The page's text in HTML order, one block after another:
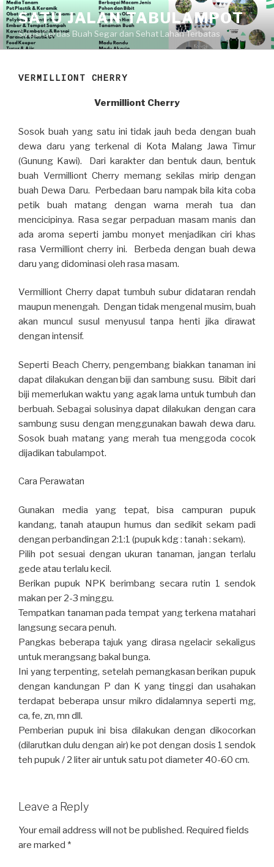
Skip
to
content
SATU JALAN TABULAMPOT
Solusi Cerdas Buah Segar dan Sehat Lahan Terbatas
VERMILLIONT CHERRY
Vermilliont Cherry
Sosok buah yang satu ini tidak jauh beda dengan buah
dewa daru yang terkenal di Kota Malang Jawa Timur
(Gunung Kawi). Dari karakter dan bentuk daun, bentuk
buah Vermilliont Cherry memang sekilas mirip dengan
buah Dewa Daru. Perbedaan baru nampak bila kita coba
petik buah matang dengan warna merah tua dan
mencicipinya. Rasa segar perpaduan masam manis dan
ada aroma seperti jambu monyet menjadikan ciri khas
rasa Vermilliont cherry ini. Berbeda dengan buah dewa
daru yang didominasi oleh rasa masam.
Vermilliont Cherry dapat tumbuh subur didataran rendah
maupun menengah. Dengan tidak mengenal musim, buah
akan muncul susul menyusul tanpa henti jika dirawat
dengan intensif.
Seperti Beach Cherry, pengembang biakkan tanaman ini
dapat dilakukan dengan biji dan sambung susu. Bibit dari
biji memerlukan waktu yang agak lama untuk tumbuh dan
berbuah. Sebagai solusinya dapat dilakukan dengan cara
sambung susu dengan menggunakan bawah dewa daru.
Sosok buah matang yang merah tua menggoda cocok
dijadikan tabulampot.
Cara Perawatan
Gunakan media yang tepat, bisa campuran pupuk
kandang, tanah ataupun humus dan sedikit sekam padi
dengan perbandingan 2:1:1 (pupuk kdg : tanah : sekam).
Pilih pot sesuai dengan ukuran tanaman, jangan terlalu
gede atau terlalu kecil.
Berikan pupuk NPK berimbang secara rutin 1 sendok
makan per 2-3 minggu.
Tempatkan tanaman pada tempat yang terkena matahari
langsung secara penuh.
Pangkas beberapa tajuk yang dirasa ngelacir sekaligus
untuk merangsang bakal bunga.
Ini yang terpenting, setelah pemangkasan berikan pupuk
dengan kandungan P dan K yang tinggi dan usahakan
terdapat beberapa unsur mikro didalamnya seperti mg,
ca, fe, zn, mn dll.
Pemberian pupuk ini bisa dilakukan dengan dikocorkan
(dilarutkan dulu dengan air) ke pot dengan dosis 1 sendok
teh pupuk / 2 liter air untuk satu pot diameter 40-60 cm.
Leave a Reply
Your email address will not be published. Required fields
are marked *